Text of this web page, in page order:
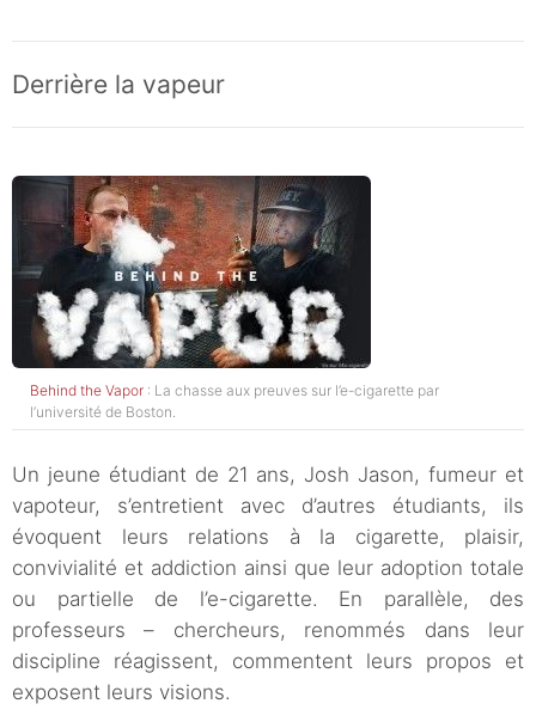
Derrière la vapeur
Behind the Vapor : La chasse aux preuves sur l’e-cigarette par
l’université de Boston.
Un jeune étudiant de 21 ans, Josh Jason, fumeur et
vapoteur, s’entretient avec d’autres étudiants, ils
évoquent leurs relations à la cigarette, plaisir,
convivialité et addiction ainsi que leur adoption totale
ou partielle de l’e-cigarette. En parallèle, des
professeurs – chercheurs, renommés dans leur
discipline réagissent, commentent leurs propos et
exposent leurs visions.